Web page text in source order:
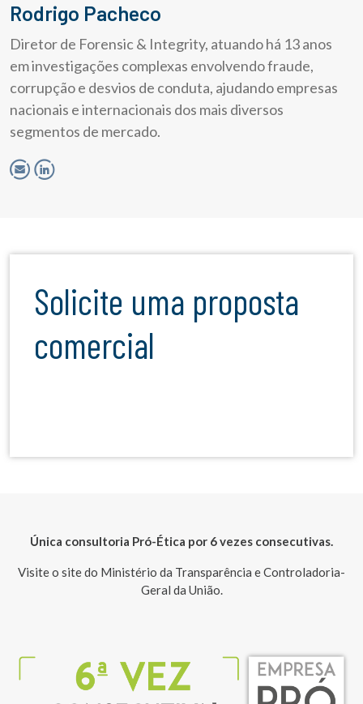
Rodrigo Pacheco
Diretor de Forensic & Integrity, atuando há 13 anos
em investigações complexas envolvendo fraude,
corrupção e desvios de conduta, ajudando empresas
nacionais e internacionais dos mais diversos
segmentos de mercado.
Solicite uma proposta
comercial
Única consultoria Pró-Ética por 6 vezes consecutivas.
Visite o site do Ministério da Transparência e Controladoria-
Geral da União.